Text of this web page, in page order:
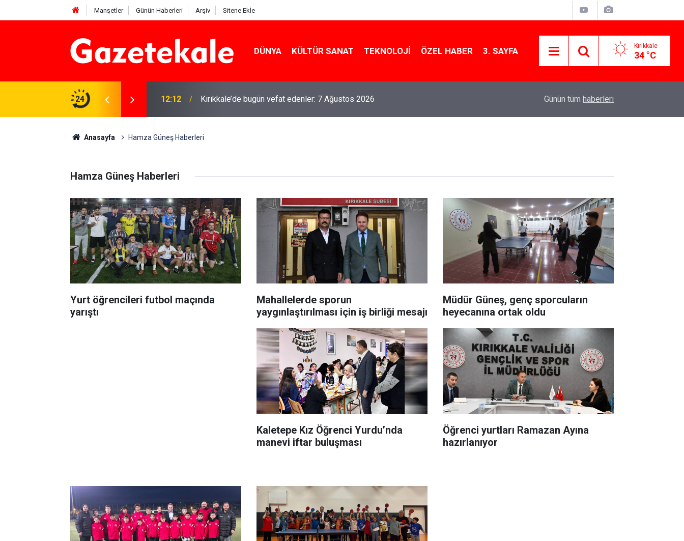
Manşetler Günün Haberleri Arşiv Sitene Ekle
DÜNYA KÜLTÜR SANAT TEKNOLOJI ÖZEL HABER 3. SAYFA Kırıkkale
34 °C
24
karşı denetimler artırıldı 12:12 Kırıkkale’de bugün vefat edenler: 7 Ağustos 2026 MKE’nin Yerli Savunma Teknolojileri Dünya
Günün tüm haberleri
Anasayfa Hamza Güneş Haberleri
Hamza Güneş Haberleri
Yurt öğrencileri futbol maçında
yarıştı
Mahallelerde sporun
yaygınlaştırılması için iş birliği mesajı
Müdür Güneş, genç sporcuların
heyecanına ortak oldu
Kaletepe Kız Öğrenci Yurdu’nda
manevi iftar buluşması
Öğrenci yurtları Ramazan Ayına
hazırlanıyor